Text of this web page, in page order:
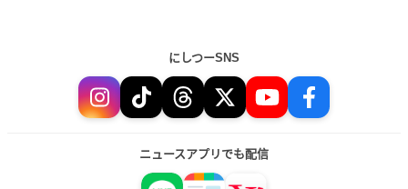
にしつーSNS
ニュースアプリでも配信